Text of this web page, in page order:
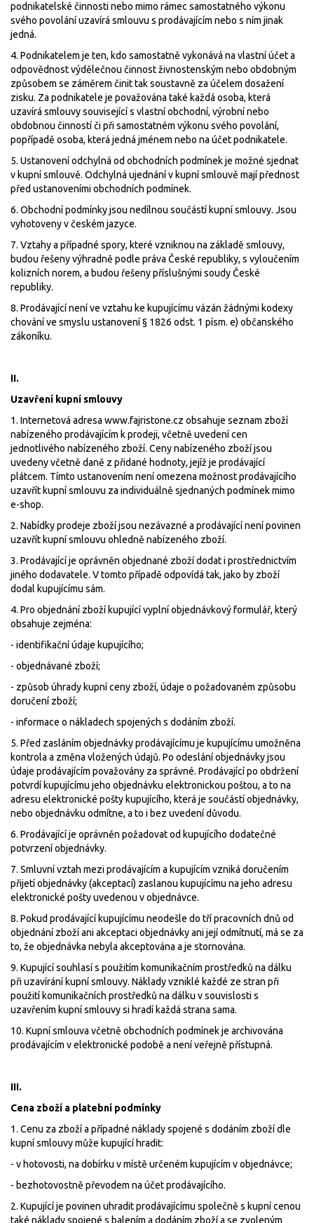
podnikatelské činnosti nebo mimo rámec samostatného výkonu
svého povolání uzavírá smlouvu s prodávajícím nebo s ním jinak
jedná.
4. Podnikatelem je ten, kdo samostatně vykonává na vlastní účet a
odpovědnost výdělečnou činnost živnostenským nebo obdobným
způsobem se záměrem činit tak soustavně za účelem dosažení
zisku. Za podnikatele je považována také každá osoba, která
uzavírá smlouvy související s vlastní obchodní, výrobní nebo
obdobnou činností či při samostatném výkonu svého povolání,
popřípadě osoba, která jedná jménem nebo na účet podnikatele.
5. Ustanovení odchylná od obchodních podmínek je možné sjednat
v kupní smlouvě. Odchylná ujednání v kupní smlouvě mají přednost
před ustanoveními obchodních podmínek.
6. Obchodní podmínky jsou nedílnou součástí kupní smlouvy. Jsou
vyhotoveny v českém jazyce.
7. Vztahy a případné spory, které vzniknou na základě smlouvy,
budou řešeny výhradně podle práva České republiky, s vyloučením
kolizních norem, a budou řešeny příslušnými soudy České
republiky.
8. Prodávající není ve vztahu ke kupujícímu vázán žádnými kodexy
chování ve smyslu ustanovení § 1826 odst. 1 písm. e) občanského
zákoníku.
II.
Uzavření kupní smlouvy
1. Internetová adresa www.fajristone.cz obsahuje seznam zboží
nabízeného prodávajícím k prodeji, včetně uvedení cen
jednotlivého nabízeného zboží. Ceny nabízeného zboží jsou
uvedeny včetně daně z přidané hodnoty, jejíž je prodávající
plátcem. Tímto ustanovením není omezena možnost prodávajícího
uzavřít kupní smlouvu za individuálně sjednaných podmínek mimo
e-shop.
2. Nabídky prodeje zboží jsou nezávazné a prodávající není povinen
uzavřít kupní smlouvu ohledně nabízeného zboží.
3. Prodávající je oprávněn objednané zboží dodat i prostřednictvím
jiného dodavatele. V tomto případě odpovídá tak, jako by zboží
dodal kupujícímu sám.
4. Pro objednání zboží kupující vyplní objednávkový formulář, který
obsahuje zejména:
- identifikační údaje kupujícího;
- objednávané zboží;
- způsob úhrady kupní ceny zboží, údaje o požadovaném způsobu
doručení zboží;
- informace o nákladech spojených s dodáním zboží.
5. Před zasláním objednávky prodávajícímu je kupujícímu umožněna
kontrola a změna vložených údajů. Po odeslání objednávky jsou
údaje prodávajícím považovány za správné. Prodávající po obdržení
potvrdí kupujícímu jeho objednávku elektronickou poštou, a to na
adresu elektronické pošty kupujícího, která je součástí objednávky,
nebo objednávku odmítne, a to i bez uvedení důvodu.
6. Prodávající je oprávněn požadovat od kupujícího dodatečné
potvrzení objednávky.
7. Smluvní vztah mezi prodávajícím a kupujícím vzniká doručením
přijetí objednávky (akceptací) zaslanou kupujícímu na jeho adresu
elektronické pošty uvedenou v objednávce.
8. Pokud prodávající kupujícímu neodešle do tří pracovních dnů od
objednání zboží ani akceptaci objednávky ani její odmítnutí, má se za
to, že objednávka nebyla akceptována a je stornována.
9. Kupující souhlasí s použitím komunikačním prostředků na dálku
při uzavírání kupní smlouvy. Náklady vzniklé každé ze stran při
použití komunikačních prostředků na dálku v souvislosti s
uzavřením kupní smlouvy si hradí každá strana sama.
10. Kupní smlouva včetně obchodních podmínek je archivována
prodávajícím v elektronické podobě a není veřejně přístupná.
III.
Cena zboží a platební podmínky
1. Cenu za zboží a případné náklady spojené s dodáním zboží dle
kupní smlouvy může kupující hradit:
- v hotovosti, na dobírku v místě určeném kupujícím v objednávce;
- bezhotovostně převodem na účet prodávajícího.
2. Kupující je povinen uhradit prodávajícímu společně s kupní cenou
také náklady spojené s balením a dodáním zboží a se zvoleným